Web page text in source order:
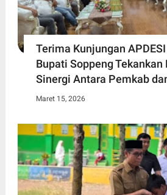
Terima Kunjungan
Bupati Soppeng
Sinergi Antara Pemkab
Maret 15, 2026